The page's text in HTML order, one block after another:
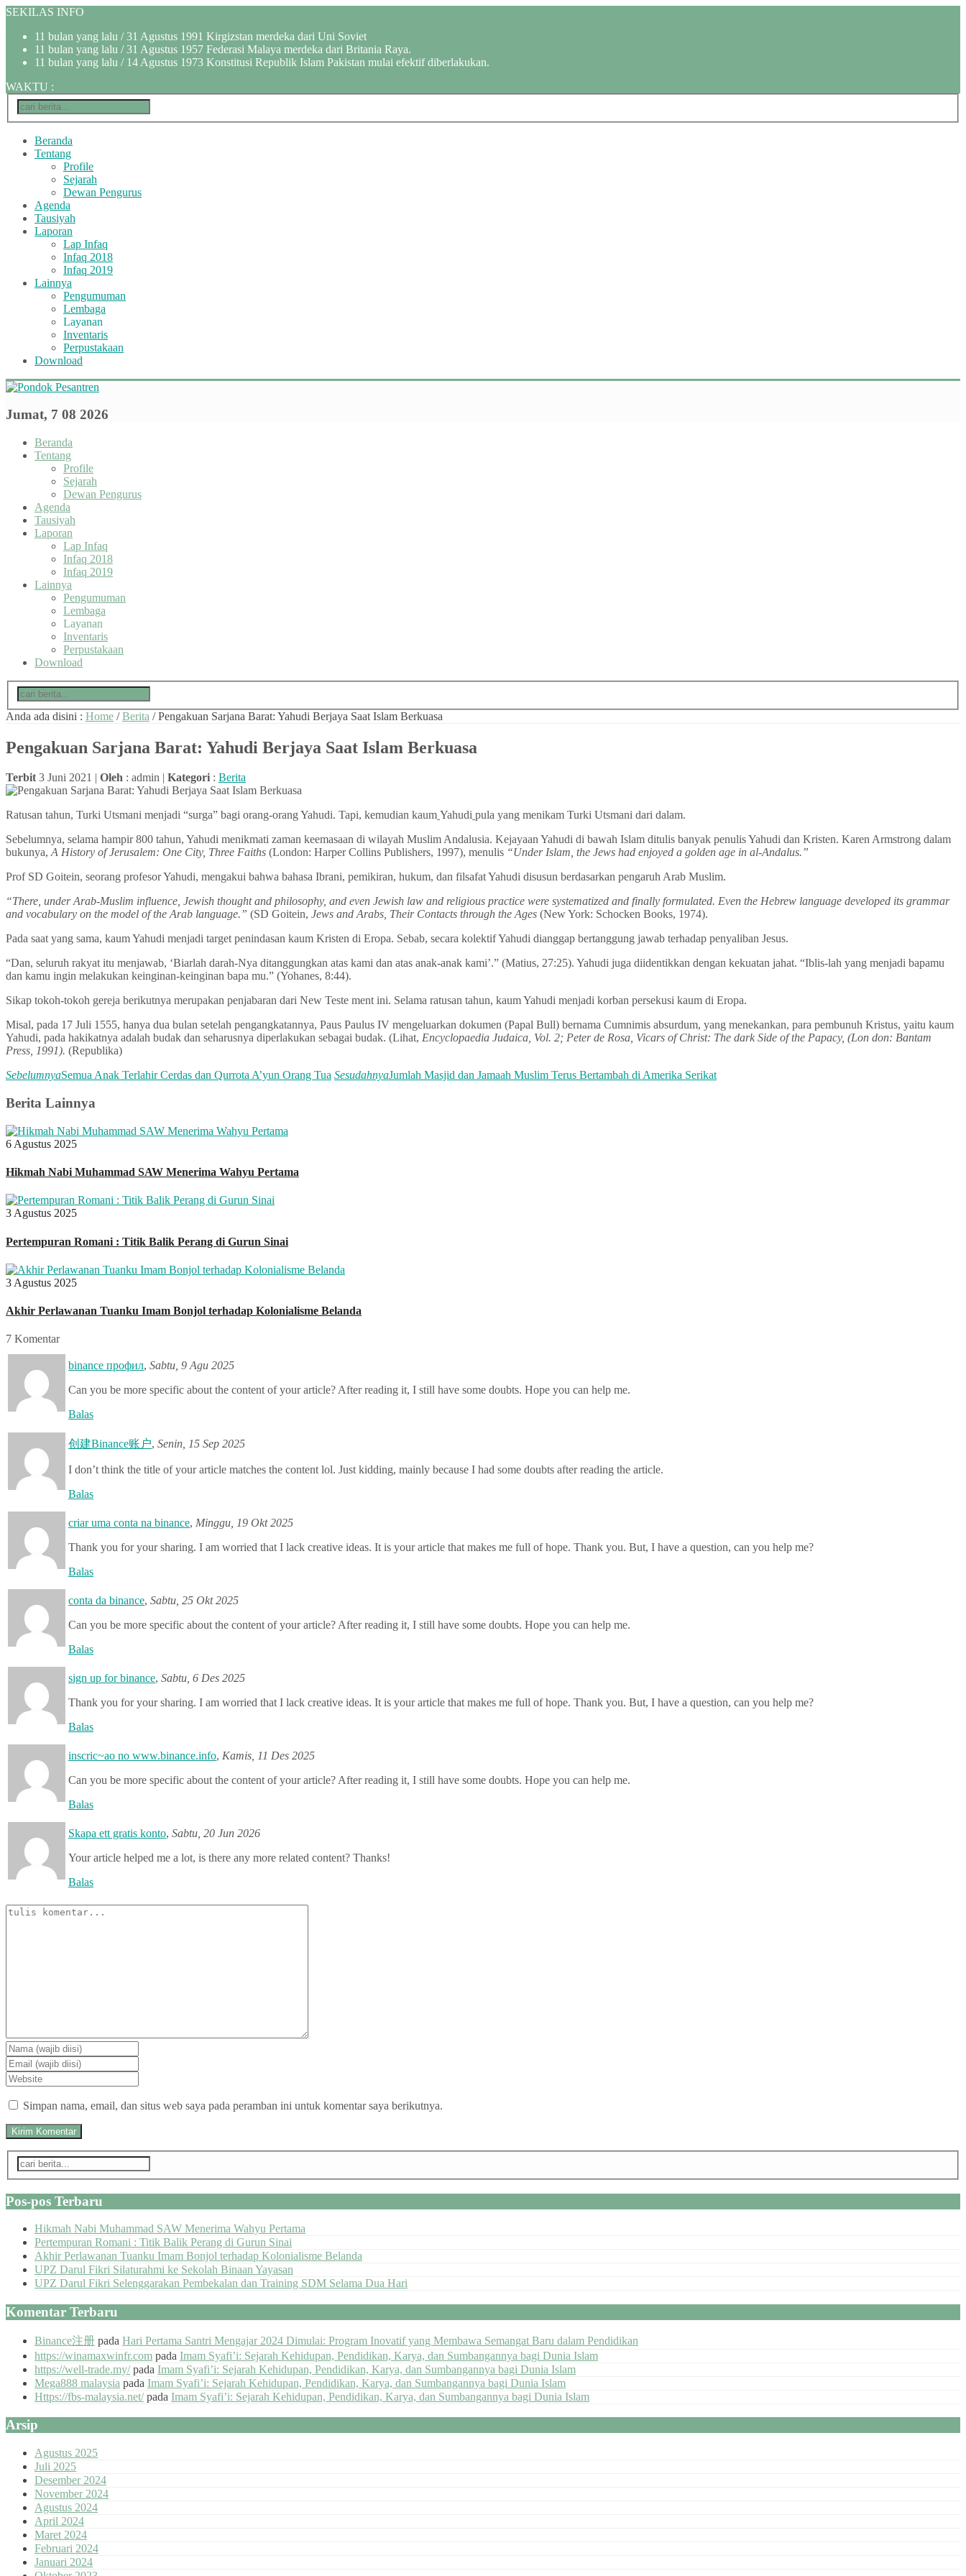
SEKILAS INFO
11 bulan yang lalu / 31 Agustus 1991 Kirgizstan merdeka dari Uni Soviet
11 bulan yang lalu / 31 Agustus 1957 Federasi Malaya merdeka dari Britania Raya.
11 bulan yang lalu / 14 Agustus 1973 Konstitusi Republik Islam Pakistan mulai efektif diberlakukan.
WAKTU :
Beranda
Tentang
Profile
Sejarah
Dewan Pengurus
Agenda
Tausiyah
Laporan
Lap Infaq
Infaq 2018
Infaq 2019
Lainnya
Pengumuman
Lembaga
Layanan
Inventaris
Perpustakaan
Download
Jumat, 7 08 2026
Beranda
Tentang
Profile
Sejarah
Dewan Pengurus
Agenda
Tausiyah
Laporan
Lap Infaq
Infaq 2018
Infaq 2019
Lainnya
Pengumuman
Lembaga
Layanan
Inventaris
Perpustakaan
Download
Anda ada disini : Home /Berita /Pengakuan Sarjana Barat: Yahudi Berjaya Saat Islam Berkuasa
Pengakuan Sarjana Barat: Yahudi Berjaya Saat Islam Berkuasa
Terbit 3 Juni 2021 | Oleh : admin | Kategori : Berita
Ratusan tahun, Turki Utsmani menjadi “surga” bagi orang-orang Yahudi. Tapi, kemudian kaum Yahudi pula yang menikam Turki Utsmani dari dalam.
Sebelumnya, selama hampir 800 tahun, Yahudi menikmati zaman keemasaan di wilayah Muslim Andalusia. Kejayaan Yahudi di bawah Islam ditulis banyak penulis Yahudi dan Kristen. Karen Armstrong dalam
bukunya, A History of Jerusalem: One City, Three Faiths (London: Harper Collins Publishers, 1997), menulis “Under Islam, the Jews had enjoyed a golden age in al-Andalus.”
Prof SD Goitein, seorang profesor Yahudi, mengakui bahwa bahasa Ibrani, pemikiran, hukum, dan filsafat Yahudi disusun berdasarkan pengaruh Arab Muslim.
“There, under Arab-Muslim influence, Jewish thought and philosophy, and even Jewish law and religious practice were systematized and finally formulated. Even the Hebrew language developed its grammar
and vocabulary on the model of the Arab language.” (SD Goitein, Jews and Arabs, Their Contacts through the Ages (New York: Schocken Books, 1974).
Pada saat yang sama, kaum Yahudi menjadi target penindasan kaum Kristen di Eropa. Sebab, secara kolektif Yahudi dianggap bertanggung jawab terhadap penyaliban Jesus.
“Dan, seluruh rakyat itu menjawab, ‘Biarlah darah-Nya ditanggungkan atas kami dan atas anak-anak kami’.” (Matius, 27:25). Yahudi juga diidentikkan dengan kekuatan jahat. “Iblis-lah yang menjadi bapamu
dan kamu ingin melakukan keinginan-keinginan bapa mu.” (Yohanes, 8:44).
Sikap tokoh-tokoh gereja berikutnya merupakan penjabaran dari New Teste ment ini. Selama ratusan tahun, kaum Yahudi menjadi korban persekusi kaum di Eropa.
Misal, pada 17 Juli 1555, hanya dua bulan setelah pengangkatannya, Paus Paulus IV mengeluarkan dokumen (Papal Bull) bernama Cumnimis absurdum, yang menekankan, para pembunuh Kristus, yaitu kaum
Yahudi, pada hakikatnya adalah budak dan seharusnya diperlakukan sebagai budak. (Lihat, Encyclopaedia Judaica, Vol. 2; Peter de Rosa, Vicars of Christ: The dark Side of the Papacy, (Lon don: Bantam
Press, 1991). (Republika)
SebelumnyaSemua Anak Terlahir Cerdas dan Qurrota A’yun Orang Tua SesudahnyaJumlah Masjid dan Jamaah Muslim Terus Bertambah di Amerika Serikat
Berita Lainnya
6 Agustus 2025
Hikmah Nabi Muhammad SAW Menerima Wahyu Pertama
3 Agustus 2025
Pertempuran Romani : Titik Balik Perang di Gurun Sinai
3 Agustus 2025
Akhir Perlawanan Tuanku Imam Bonjol terhadap Kolonialisme Belanda
7 Komentar
binance профил, Sabtu, 9 Agu 2025
Can you be more specific about the content of your article? After reading it, I still have some doubts. Hope you can help me.
Balas
创建Binance账户, Senin, 15 Sep 2025
I don’t think the title of your article matches the content lol. Just kidding, mainly because I had some doubts after reading the article.
Balas
criar uma conta na binance, Minggu, 19 Okt 2025
Thank you for your sharing. I am worried that I lack creative ideas. It is your article that makes me full of hope. Thank you. But, I have a question, can you help me?
Balas
conta da binance, Sabtu, 25 Okt 2025
Can you be more specific about the content of your article? After reading it, I still have some doubts. Hope you can help me.
Balas
sign up for binance, Sabtu, 6 Des 2025
Thank you for your sharing. I am worried that I lack creative ideas. It is your article that makes me full of hope. Thank you. But, I have a question, can you help me?
Balas
inscric~ao no www.binance.info, Kamis, 11 Des 2025
Can you be more specific about the content of your article? After reading it, I still have some doubts. Hope you can help me.
Balas
Skapa ett gratis konto, Sabtu, 20 Jun 2026
Your article helped me a lot, is there any more related content? Thanks!
Balas
Simpan nama, email, dan situs web saya pada peramban ini untuk komentar saya berikutnya.
Pos-pos Terbaru
Hikmah Nabi Muhammad SAW Menerima Wahyu Pertama
Pertempuran Romani : Titik Balik Perang di Gurun Sinai
Akhir Perlawanan Tuanku Imam Bonjol terhadap Kolonialisme Belanda
UPZ Darul Fikri Silaturahmi ke Sekolah Binaan Yayasan
UPZ Darul Fikri Selenggarakan Pembekalan dan Training SDM Selama Dua Hari
Komentar Terbaru
Binance注册 pada Hari Pertama Santri Mengajar 2024 Dimulai: Program Inovatif yang Membawa Semangat Baru dalam Pendidikan
https://winamaxwinfr.com pada Imam Syafi’i: Sejarah Kehidupan, Pendidikan, Karya, dan Sumbangannya bagi Dunia Islam
https://well-trade.my/pada Imam Syafi’i: Sejarah Kehidupan, Pendidikan, Karya, dan Sumbangannya bagi Dunia Islam
Mega888 malaysia pada Imam Syafi’i: Sejarah Kehidupan, Pendidikan, Karya, dan Sumbangannya bagi Dunia Islam
Https://fbs-malaysia.net/pada Imam Syafi’i: Sejarah Kehidupan, Pendidikan, Karya, dan Sumbangannya bagi Dunia Islam
Arsip
Agustus 2025
Juli 2025
Desember 2024
November 2024
Agustus 2024
April 2024
Maret 2024
Februari 2024
Januari 2024